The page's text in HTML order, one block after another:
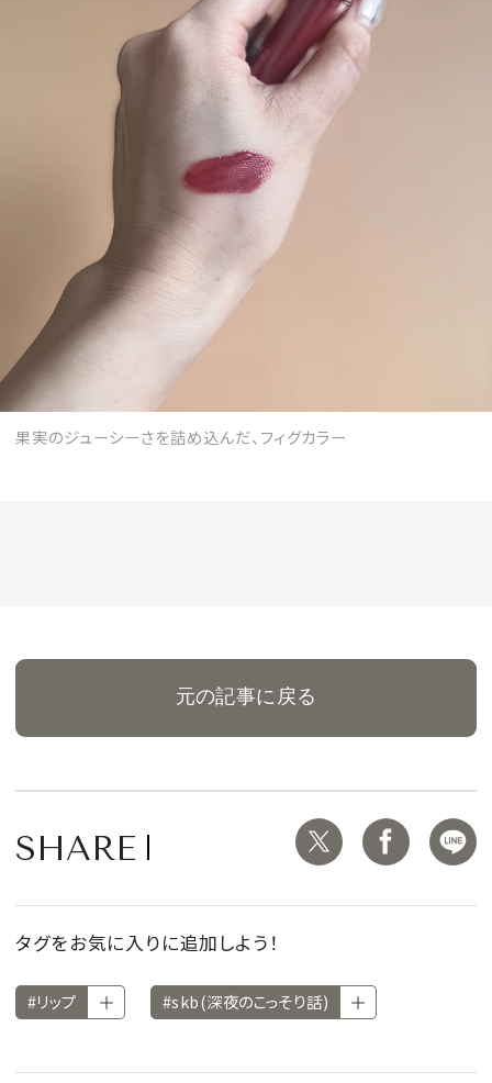
果実のジューシーさを詰め込んだ、フィグカラー
元の記事に戻る
SHARE
タグをお気に入りに追加しよう！
#リップ #skb(深夜のこっそり話)